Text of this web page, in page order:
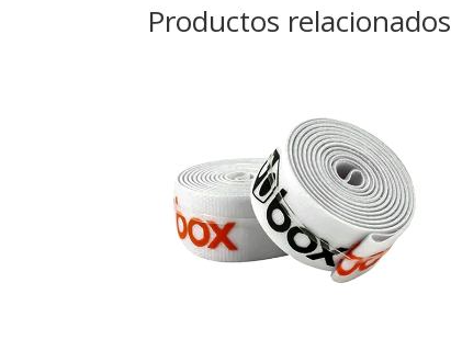
Productos relacionados